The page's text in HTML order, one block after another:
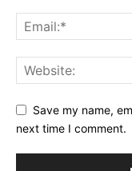
Save my name,
next time I comment.